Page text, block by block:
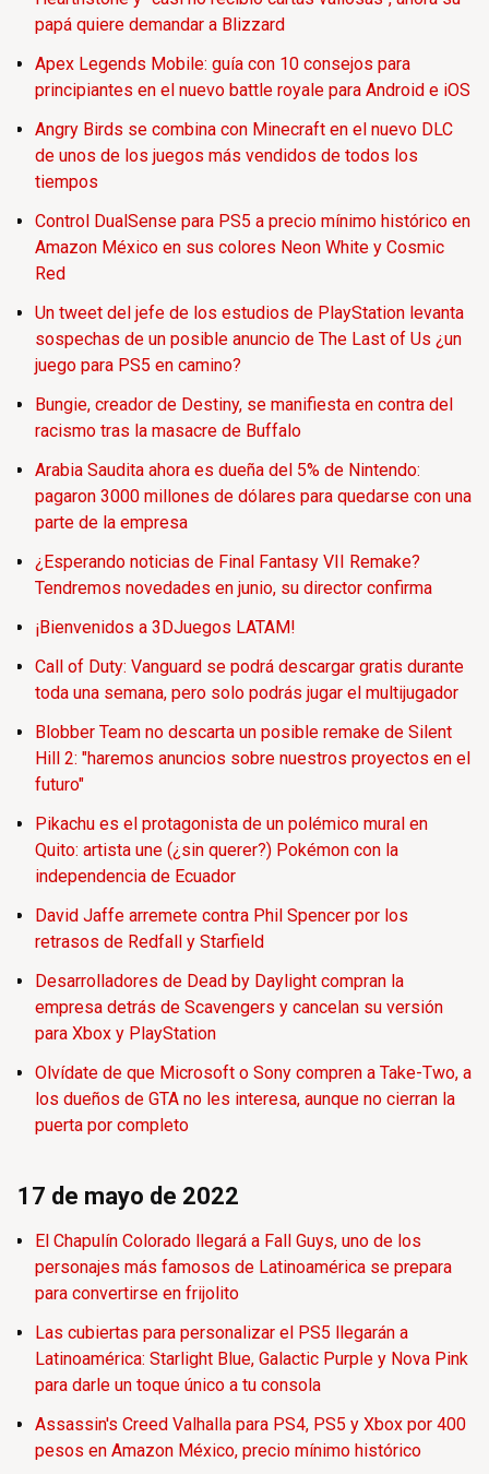
papá quiere demandar a Blizzard
Apex Legends Mobile: guía con 10 consejos para
principiantes en el nuevo battle royale para Android e iOS
Angry Birds se combina con Minecraft en el nuevo DLC
de unos de los juegos más vendidos de todos los
tiempos
Control DualSense para PS5 a precio mínimo histórico en
Amazon México en sus colores Neon White y Cosmic
Red
Un tweet del jefe de los estudios de PlayStation levanta
sospechas de un posible anuncio de The Last of Us ¿un
juego para PS5 en camino?
Bungie, creador de Destiny, se manifiesta en contra del
racismo tras la masacre de Buffalo
Arabia Saudita ahora es dueña del 5% de Nintendo:
pagaron 3000 millones de dólares para quedarse con una
parte de la empresa
¿Esperando noticias de Final Fantasy VII Remake?
Tendremos novedades en junio, su director confirma
¡Bienvenidos a 3DJuegos LATAM!
Call of Duty: Vanguard se podrá descargar gratis durante
toda una semana, pero solo podrás jugar el multijugador
Blobber Team no descarta un posible remake de Silent
Hill 2: "haremos anuncios sobre nuestros proyectos en el
futuro"
Pikachu es el protagonista de un polémico mural en
Quito: artista une (¿sin querer?) Pokémon con la
independencia de Ecuador
David Jaffe arremete contra Phil Spencer por los
retrasos de Redfall y Starfield
Desarrolladores de Dead by Daylight compran la
empresa detrás de Scavengers y cancelan su versión
para Xbox y PlayStation
Olvídate de que Microsoft o Sony compren a Take-Two, a
los dueños de GTA no les interesa, aunque no cierran la
puerta por completo
17 de mayo de 2022
El Chapulín Colorado llegará a Fall Guys, uno de los
personajes más famosos de Latinoamérica se prepara
para convertirse en frijolito
Las cubiertas para personalizar el PS5 llegarán a
Latinoamérica: Starlight Blue, Galactic Purple y Nova Pink
para darle un toque único a tu consola
Assassin's Creed Valhalla para PS4, PS5 y Xbox por 400
pesos en Amazon México, precio mínimo histórico